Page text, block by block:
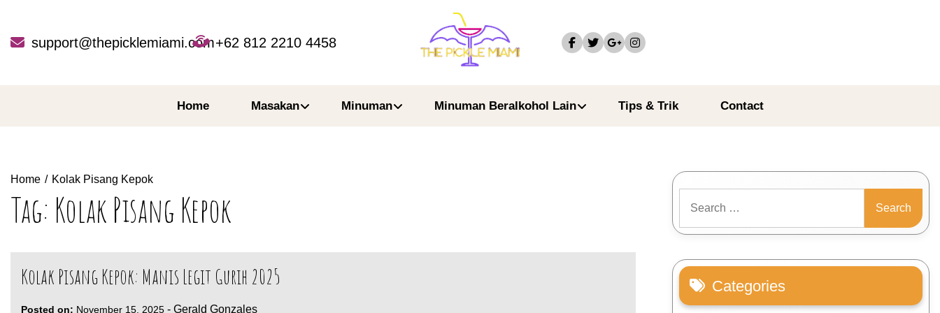
contentsupport@thepicklemiami.com+62 812 2210 4458
Home Masakan Minuman Minuman Beralkohol Lain Tips & Trik Contact
Home Kolak Pisang Kepok
Tag: Kolak Pisang Kepok
Kolak Pisang Kepok: Manis Legit Gurih 2025
Posted on: November 15, 2025 - Gerald Gonzales
for:
Categories